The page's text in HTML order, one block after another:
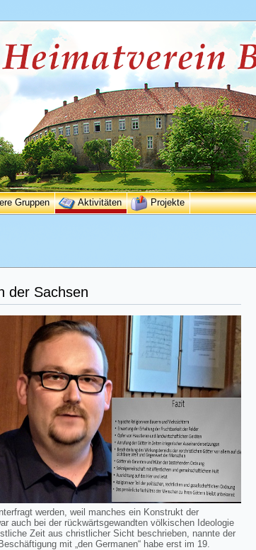
Gruppen Aktivitäten Projekte
der Sachsen
werden, weil manches ein Konstrukt der
auch bei der rückwärtsgewandten völkischen Ideologie
Zeit aus christlicher Sicht beschrieben, nannte der
mit „den Germanen“ habe erst im 19.